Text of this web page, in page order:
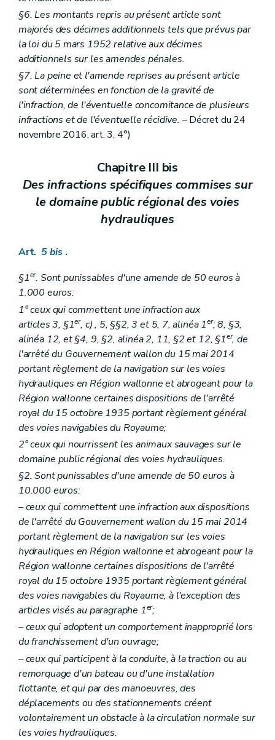
§6. Les montants repris au présent article sont
majorés des décimes additionnels tels que prévus par
la loi du 5 mars 1952 relative aux décimes
additionnels sur les amendes pénales.
§7. La peine et l'amende reprises au présent article
sont déterminées en fonction de la gravité de
l'infraction, de l'éventuelle concomitance de plusieurs
infractions et de l'éventuelle récidive. – Décret du 24
novembre 2016, art. 3, 4°)
Chapitre III bis
Des infractions spécifiques commises sur
le domaine public régional des voies
hydrauliques
Art. 5bis .
§1er. Sont punissables d'une amende de 50 euros à
1.000 euros:
1° ceux qui commettent une infraction aux
articles 3, §1er, c), 5, §§2, 3 et 5, 7, alinéa 1er; 8, §3,
alinéa 12, et §4, 9, §2, alinéa 2, 11, §2 et 12, §1er, de
l'arrêté du Gouvernement wallon du 15 mai 2014
portant règlement de la navigation sur les voies
hydrauliques en Région wallonne et abrogeant pour la
Région wallonne certaines dispositions de l'arrêté
royal du 15 octobre 1935 portant règlement général
des voies navigables du Royaume;
2° ceux qui nourrissent les animaux sauvages sur le
domaine public régional des voies hydrauliques.
§2. Sont punissables d'une amende de 50 euros à
10.000 euros:
– ceux qui commettent une infraction aux dispositions
de l'arrêté du Gouvernement wallon du 15 mai 2014
portant règlement de la navigation sur les voies
hydrauliques en Région wallonne et abrogeant pour la
Région wallonne certaines dispositions de l'arrêté
royal du 15 octobre 1935 portant règlement général
des voies navigables du Royaume, à l'exception des
articles visés au paragraphe 1er;
– ceux qui adoptent un comportement inapproprié lors
du franchissement d'un ouvrage;
– ceux qui participent à la conduite, à la traction ou au
remorquage d'un bateau ou d'une installation
flottante, et qui par des manoeuvres, des
déplacements ou des stationnements créent
volontairement un obstacle à la circulation normale sur
les voies hydrauliques.